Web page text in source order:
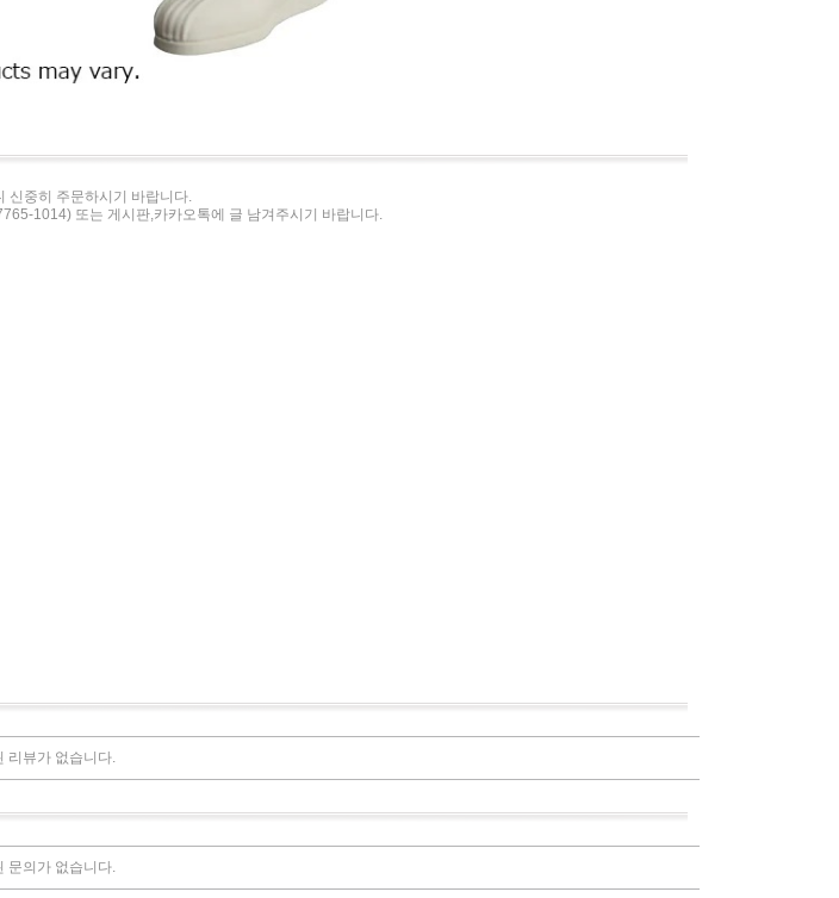
신중히 주문하시기 바랍니다.
1014) 또는 게시판,카카오톡에 글 남겨주시기 바랍니다.
리뷰가 없습니다.
문의가 없습니다.